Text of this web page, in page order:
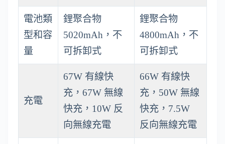
電池類
型和容
量
鋰聚合物
5020mAh，不
可拆卸式
鋰聚合物
4800mAh，不
可拆卸式
充電
67W 有線快
充，67W 無線
快充，10W 反
向無線充電
66W 有線快
充，50W 無線
快充，7.5W
反向無線充電